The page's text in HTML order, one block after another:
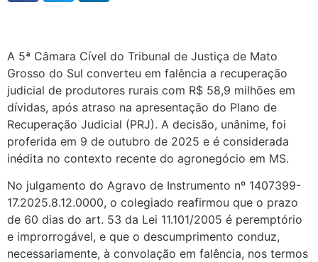
A 5ª Câmara Cível do Tribunal de Justiça de Mato
Grosso do Sul converteu em falência a recuperação
judicial de produtores rurais com R$ 58,9 milhões em
dívidas, após atraso na apresentação do Plano de
Recuperação Judicial (PRJ). A decisão, unânime, foi
proferida em 9 de outubro de 2025 e é considerada
inédita no contexto recente do agronegócio em MS.
No julgamento do Agravo de Instrumento nº 1407399-
17.2025.8.12.0000, o colegiado reafirmou que o prazo
de 60 dias do art. 53 da Lei 11.101/2005 é peremptório
e improrrogável, e que o descumprimento conduz,
necessariamente, à convolação em falência, nos termos